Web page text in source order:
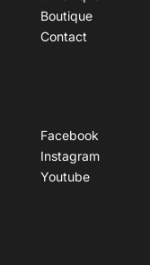
Boutique
Contact
Facebook
Instagram
Youtube